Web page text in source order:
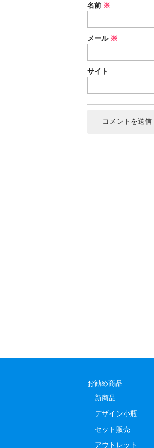
名前 ※
メール ※
サイト
お勧め商品
新商品
デザイン小瓶
セット販売
アウトレット